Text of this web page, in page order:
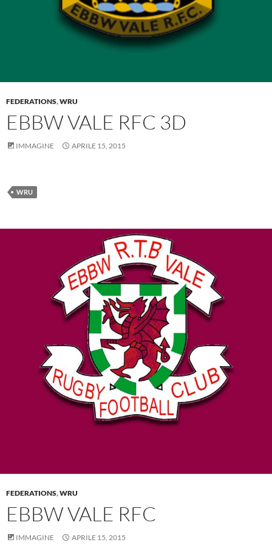
FEDERATIONS,WRU
EBBW VALE RFC 3D
IMMAGINE APRILE 15, 2015
WRU
FEDERATIONS,WRU
EBBW VALE RFC
IMMAGINE APRILE 15, 2015